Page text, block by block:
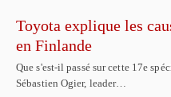
Toyota explique les
en Finlande
Que s'est-il passé sur cette 17e
Sébastien Ogier, leader…